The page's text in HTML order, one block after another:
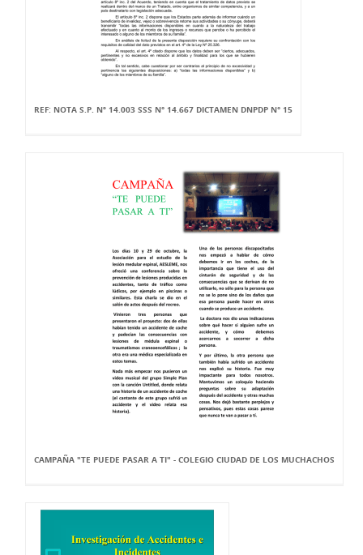
REF: NOTA S.P. Nº 14.003 SSS N° 14.667 DICTAMEN DNPDP N° 15
CAMPAÑA "TE PUEDE PASAR A TI" - COLEGIO CIUDAD DE LOS MUCHACHOS